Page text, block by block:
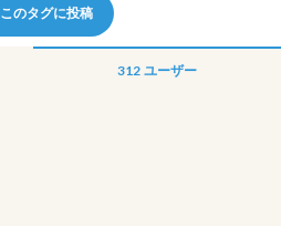
このタグに投稿
312 ユーザー